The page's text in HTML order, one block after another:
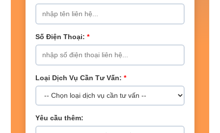
Số Điện Thoại: *
Loại Dịch Vụ Cần Tư Vấn: *
Yêu cầu thêm: